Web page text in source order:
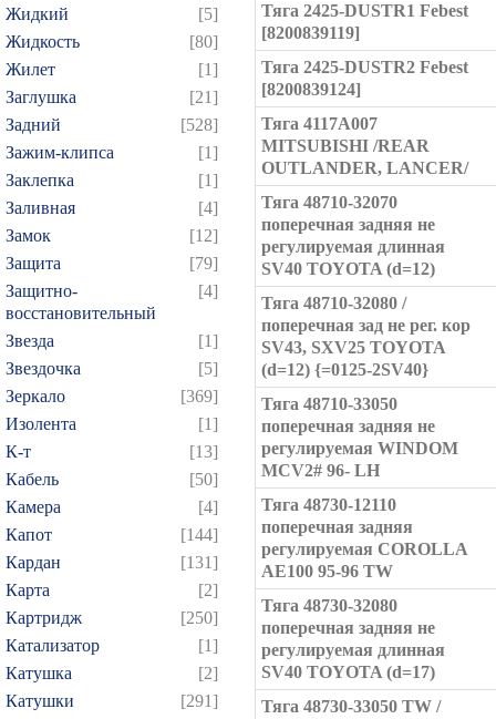
Жидкий
[5]
Жидкость
[80]
Жилет
[1]
Заглушка
[21]
Задний
[528]
Зажим-клипса
[1]
Заклепка
[1]
Заливная
[4]
Замок
[12]
Защита
[79]
Защитно-
восстановительный
[4]
Звезда
[1]
Звездочка
[5]
Зеркало
[369]
Изолента
[1]
К-т
[13]
Кабель
[50]
Камера
[4]
Капот
[144]
Кардан
[131]
Карта
[2]
Картридж
[250]
Катализатор
[1]
Катушка
[2]
Катушки
[291]
Тяга 2425-DUSTR1 Febest
[8200839119]
Тяга 2425-DUSTR2 Febest
[8200839124]
Тяга 4117A007
MITSUBISHI /REAR
OUTLANDER, LANCER/
Тяга 48710-32070
поперечная задняя не
регулируемая длинная
SV40 TOYOTA (d=12)
Тяга 48710-32080 /
поперечная зад не рег. кор
SV43, SXV25 TOYOTA
(d=12) {=0125-2SV40}
Тяга 48710-33050
поперечная задняя не
регулируемая WINDOM
MCV2# 96- LH
Тяга 48730-12110
поперечная задняя
регулируемая COROLLA
AE100 95-96 TW
Тяга 48730-32080
поперечная задняя не
регулируемая длинная
SV40 TOYOTA (d=17)
Тяга 48730-33050 TW /